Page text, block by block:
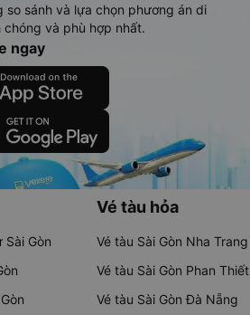
sánh và lựa chọn phương án di
và phù hợp nhất.
ngay
Sài Gòn
Vé tàu hỏa
Vé tàu Sài Gòn Nha Trang
Vé tàu Sài Gòn Phan Thiết
Vé tàu Sài Gòn Đà Nẵng